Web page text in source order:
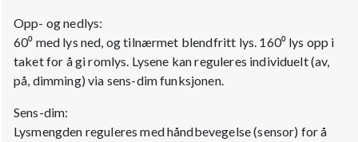
Opp- og nedlys:
60⁰ med lys ned, og tilnærmet blendfritt lys. 160⁰ lys opp i
taket for å gi romlys. Lysene kan reguleres individuelt (av,
på, dimming) via sens-dim funksjonen.
Sens-dim:
Lysmengden reguleres med håndbevegelse (sensor) for å